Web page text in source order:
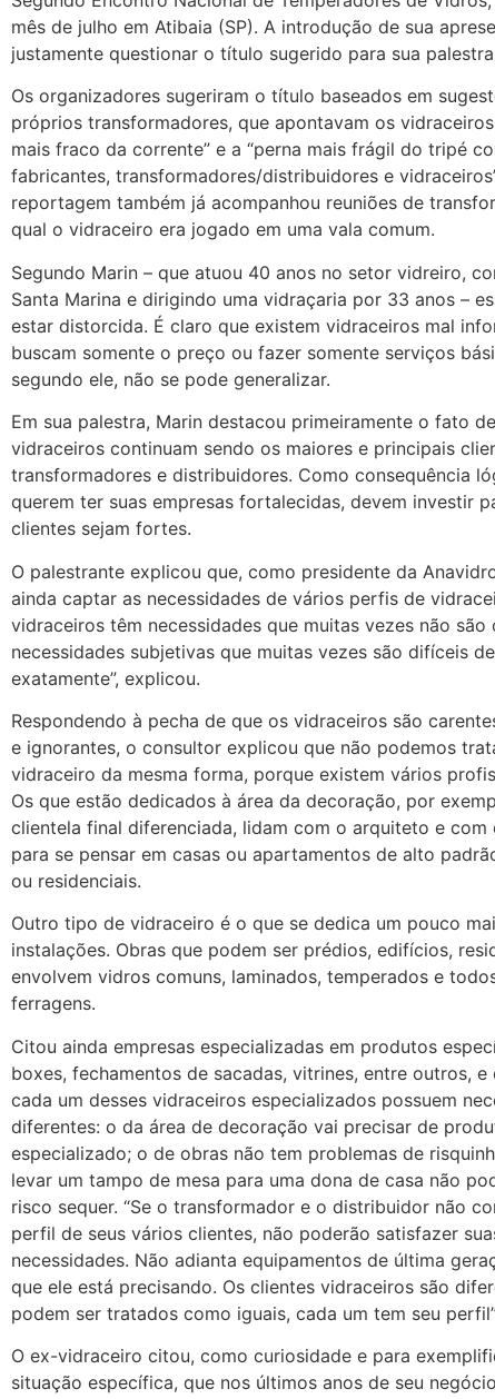
mês de julho em Atibaia (SP). A introdução de sua
justamente questionar o título sugerido para sua
Os organizadores sugeriram o título baseados em
próprios transformadores, que apontavam os
mais fraco da corrente” e a “perna mais frágil do tripé
fabricantes, transformadores/distribuidores e
reportagem também já acompanhou reuniões de
qual o vidraceiro era jogado em uma vala comum.
Segundo Marin – que atuou 40 anos no setor vidreiro,
Santa Marina e dirigindo uma vidraçaria por 33 anos –
estar distorcida. É claro que existem vidraceiros mal
buscam somente o preço ou fazer somente serviços
segundo ele, não se pode generalizar.
Em sua palestra, Marin destacou primeiramente o fato
vidraceiros continuam sendo os maiores e principais
transformadores e distribuidores. Como consequência
querem ter suas empresas fortalecidas, devem investir
clientes sejam fortes.
O palestrante explicou que, como presidente da
ainda captar as necessidades de vários perfis de
vidraceiros têm necessidades que muitas vezes não são
necessidades subjetivas que muitas vezes são difíceis
exatamente”, explicou.
Respondendo à pecha de que os vidraceiros são
e ignorantes, o consultor explicou que não podemos
vidraceiro da mesma forma, porque existem vários
Os que estão dedicados à área da decoração, por
clientela final diferenciada, lidam com o arquiteto e com
para se pensar em casas ou apartamentos de alto
ou residenciais.
Outro tipo de vidraceiro é o que se dedica um pouco
instalações. Obras que podem ser prédios, edifícios,
envolvem vidros comuns, laminados, temperados e
ferragens.
Citou ainda empresas especializadas em produtos
boxes, fechamentos de sacadas, vitrines, entre outros, e
cada um desses vidraceiros especializados possuem
diferentes: o da área de decoração vai precisar de
especializado; o de obras não tem problemas de
levar um tampo de mesa para uma dona de casa não
risco sequer. “Se o transformador e o distribuidor não
perfil de seus vários clientes, não poderão satisfazer
necessidades. Não adianta equipamentos de última
que ele está precisando. Os clientes vidraceiros são
podem ser tratados como iguais, cada um tem seu
O ex-vidraceiro citou, como curiosidade e para
situação específica, que nos últimos anos de seu